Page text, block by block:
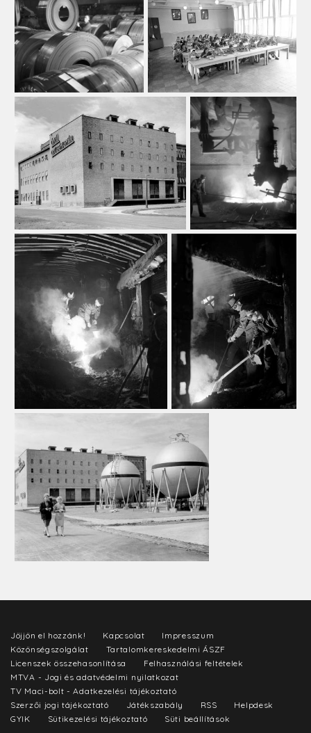
Jöjjön el hozzánk! Kapcsolat
Impresszum
Közönségszolgálat
Tartalomkereskedelmi ÁSZF
Licenszek összehasonlítása
Felhasználási feltételek
MTVA - Jogi és adatvédelmi nyilatkozat
TV Maci-bolt - Adatkezelési tájékoztató
Szerzői jogi tájékoztató
Játékszabály RSS
Helpdesk
GYIK
Sütikezelési tájékoztató Süti beállítások